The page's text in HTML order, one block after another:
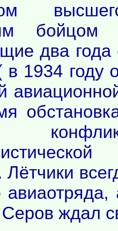
бойцом
два
в 1934 году
Лётчики
ждал